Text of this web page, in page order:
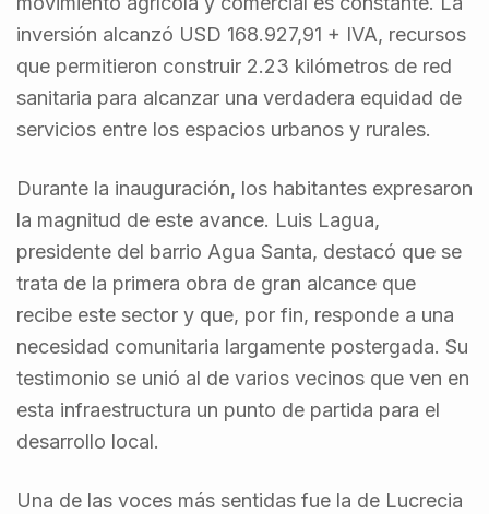
inversión alcanzó USD 168.927,91 + IVA, recursos
que permitieron construir 2.23 kilómetros de red
sanitaria para alcanzar una verdadera equidad de
servicios entre los espacios urbanos y rurales.
Durante la inauguración, los habitantes expresaron
la magnitud de este avance. Luis Lagua,
presidente del barrio Agua Santa, destacó que se
trata de la primera obra de gran alcance que
recibe este sector y que, por fin, responde a una
necesidad comunitaria largamente postergada. Su
testimonio se unió al de varios vecinos que ven en
esta infraestructura un punto de partida para el
desarrollo local.
Una de las voces más sentidas fue la de Lucrecia